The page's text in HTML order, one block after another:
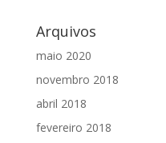
Arquivos
maio 2020
novembro 2018
abril 2018
fevereiro 2018